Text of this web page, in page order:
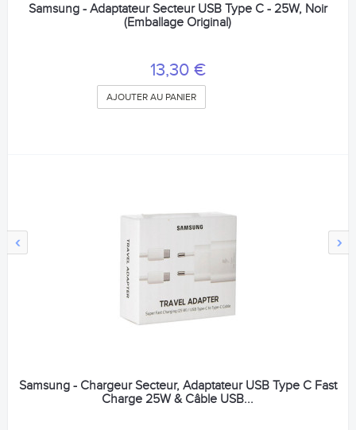
‹ ›
Samsung - Adaptateur Secteur USB Type C - 25W, Noir
(Emballage Original)
13,30 €
AJOUTER AU PANIER
Samsung - Chargeur Secteur, Adaptateur USB Type C Fast
Charge 25W & Câble USB...